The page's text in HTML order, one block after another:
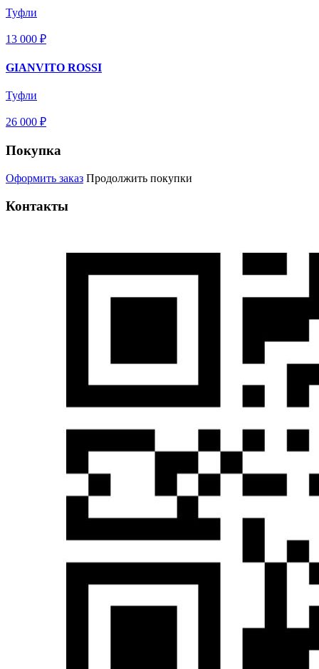
Туфли
13 000 ₽
GIANVITO ROSSI
Туфли
26 000 ₽
Покупка
Оформить заказ Продолжить покупки
Контакты